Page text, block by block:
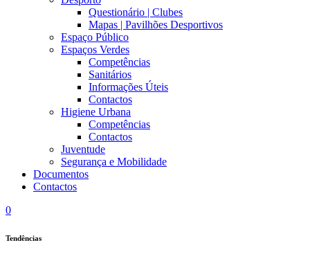
Questionário | Clubes
Mapas | Pavilhões Desportivos
Espaço Público
Espaços Verdes
Competências
Sanitários
Informações Úteis
Contactos
Higiene Urbana
Competências
Contactos
Juventude
Segurança e Mobilidade
Documentos
Contactos
0
Tendências